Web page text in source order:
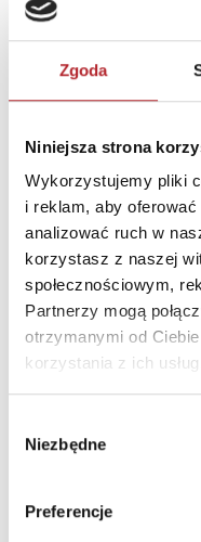
Zgoda
Niniejsza strona
Wykorzystujemy pliki
i reklam, aby
analizować ruch w
korzystasz z naszej
społecznościowym,
Partnerzy mogą
otrzymanymi od
korzystania z ich usług.
zgody
Niezbędne
Preferencje
Kod pocztowy
Miasto
E-mail
INNI KLIENCI